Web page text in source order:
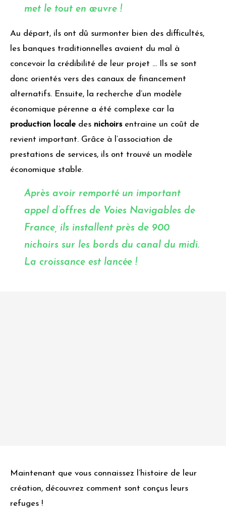
met le tout en œuvre !
Au départ, ils ont dû surmonter bien des difficultés,
les banques traditionnelles avaient du mal à
concevoir la crédibilité de leur projet … Ils se sont
donc orientés vers des canaux de financement
alternatifs. Ensuite, la recherche d’un modèle
économique pérenne a été complexe car la
production localedes nichoirsentraine un coût de
revient important. Grâce à l’association de
prestations de services, ils ont trouvé un modèle
économique stable.
Après avoir remporté un important
appel d’offres de Voies Navigables de
France, ils installent près de 900
nichoirs sur les bords du canal du midi.
La croissance est lancée !
Maintenant que vous connaissez l’histoire de leur
création, découvrez comment sont conçus leurs
refuges !